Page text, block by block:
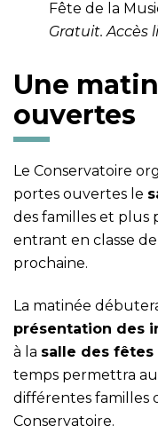
Fête de la
Gratuit. Accès
Une
ouvertes
Le Conservatoire
portes ouvertes le
des familles et plus
entrant en classe
prochaine.
La matinée
présentation des
à la salle des
temps permettra
différentes familles
Conservatoire.